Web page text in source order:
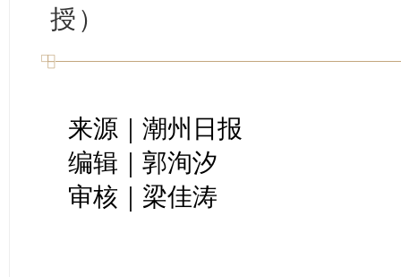
授）
来源｜潮州日报
编辑｜郭洵汐
审核｜梁佳涛